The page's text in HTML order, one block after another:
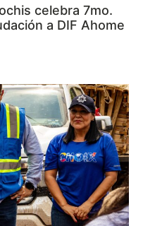
celebra 7mo.
a DIF Ahome